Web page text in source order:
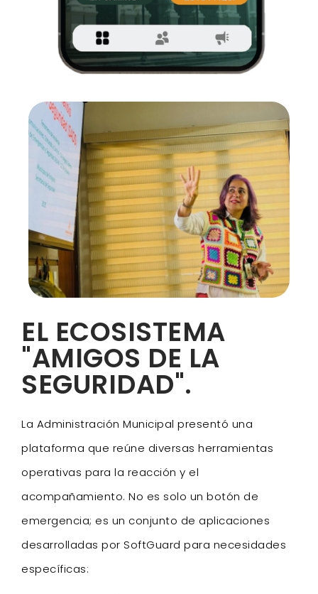
EL ECOSISTEMA
"AMIGOS DE LA
SEGURIDAD".
La Administración Municipal presentó una
plataforma que reúne diversas herramientas
operativas para la reacción y el
acompañamiento. No es solo un botón de
emergencia; es un conjunto de aplicaciones
desarrolladas por SoftGuard para necesidades
específicas: